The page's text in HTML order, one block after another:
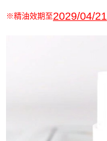
※精油效期至2029/04/21